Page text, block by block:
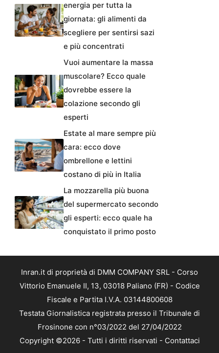
energia per tutta la
giornata: gli alimenti da
scegliere per sentirsi sazi
e più concentrati
Vuoi aumentare la massa
muscolare? Ecco quale
dovrebbe essere la
colazione secondo gli
esperti
Estate al mare sempre più
cara: ecco dove
ombrellone e lettini
costano di più in Italia
La mozzarella più buona
del supermercato secondo
gli esperti: ecco quale ha
conquistato il primo posto
Inran.it di proprietà di DMM COMPANY SRL - Corso
Vittorio Emanuele II, 13, 03018 Paliano (FR) - Codice
Fiscale e Partita I.V.A. 03144800608
Testata Giornalistica registrata presso il Tribunale di
Frosinone con n°03/2022 del 27/04/2022
Copyright ©2026 - Tutti i diritti riservati - Contattaci